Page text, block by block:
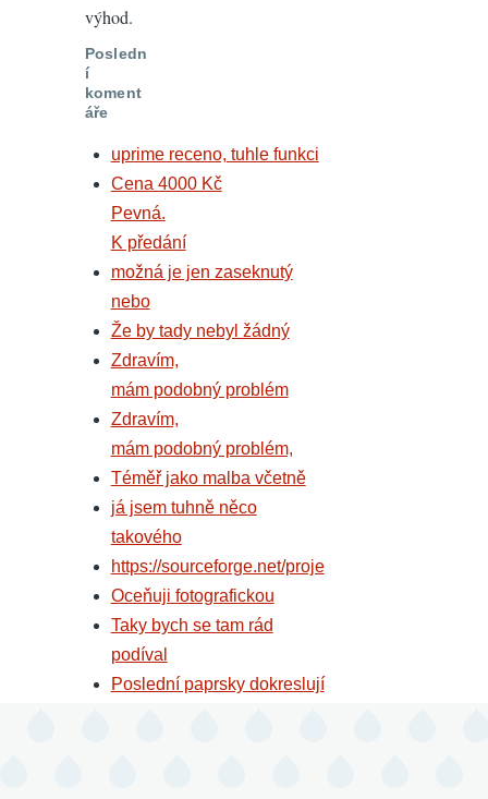
výhod.
Posledn
í
koment
áře
uprime receno, tuhle funkci
Cena 4000 Kč
Pevná.
K předání
možná je jen zaseknutý
nebo
Že by tady nebyl žádný
Zdravím,
mám podobný problém
Zdravím,
mám podobný problém,
Téměř jako malba včetně
já jsem tuhně něco
takového
https://sourceforge.net/proje
Oceňuji fotografickou
Taky bych se tam rád
podíval
Poslední paprsky dokreslují